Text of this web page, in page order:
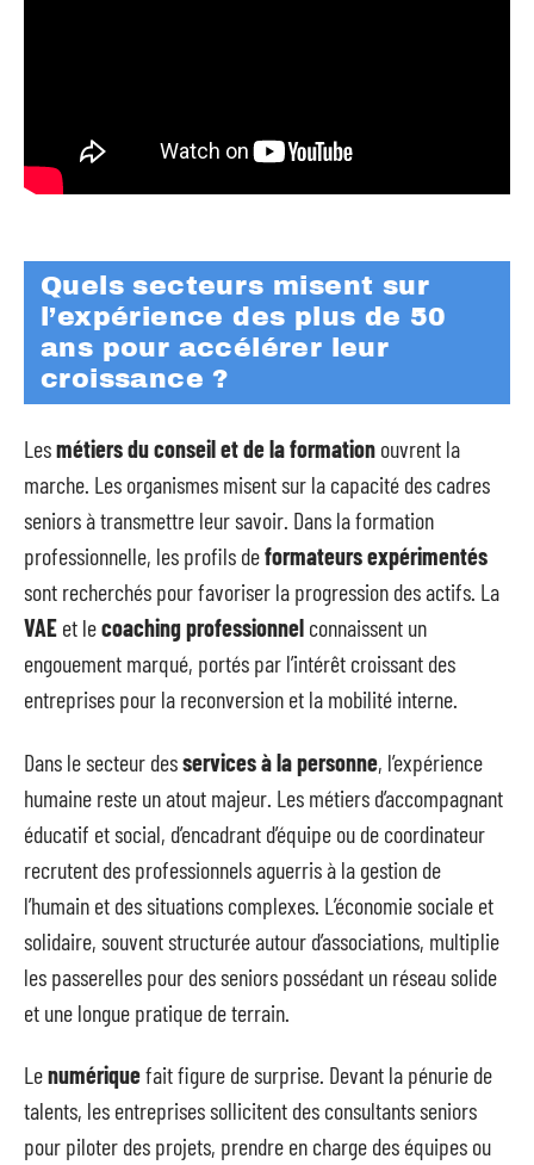
Quels secteurs misent sur
l’expérience des plus de 50
ans pour accélérer leur
croissance ?
Lesmétiers du conseil et de la formation ouvrent la
marche. Les organismes misent sur la capacité des cadres
seniors à transmettre leur savoir. Dans la formation
professionnelle, les profils deformateurs expérimentés
sont recherchés pour favoriser la progression des actifs. La
VAE et lecoaching professionnel connaissent un
engouement marqué, portés par l’intérêt croissant des
entreprises pour la reconversion et la mobilité interne.
Dans le secteur desservices à la personne, l’expérience
humaine reste un atout majeur. Les métiers d’accompagnant
éducatif et social, d’encadrant d’équipe ou de coordinateur
recrutent des professionnels aguerris à la gestion de
l’humain et des situations complexes. L’économie sociale et
solidaire, souvent structurée autour d’associations, multiplie
les passerelles pour des seniors possédant un réseau solide
et une longue pratique de terrain.
Lenumériquefait figure de surprise. Devant la pénurie de
talents, les entreprises sollicitent des consultants seniors
pour piloter des projets, prendre en charge des équipes ou